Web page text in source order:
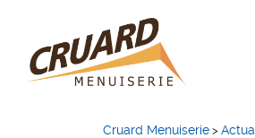
Cruard Menuiserie >